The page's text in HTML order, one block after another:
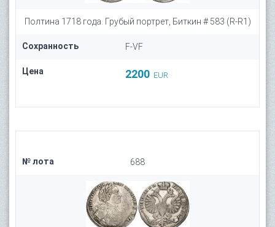
Полтина 1718 года. Грубый портрет, Биткин # 583 (R-R1)
Сохранность F-VF
Цена 2200 EUR
№ лота 688